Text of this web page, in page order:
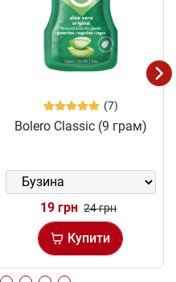
(7)
Bolero Classic (9 грам)
19 грн 24 грн
Купити